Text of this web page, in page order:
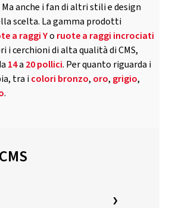
Ma anche i fan di altri stili e design
scelta. La gamma prodotti
a raggi Yo ruote a raggi incrociati
i cerchioni di alta qualità di CMS,
14a 20 pollici. Per quanto riguarda i
tra icolori bronzo, oro, grigio,
.